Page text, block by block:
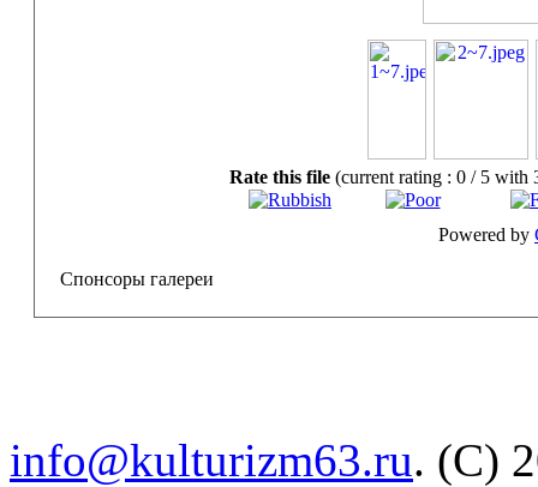
Rate this file (current rating : 0 / 5 with
Powered by
Спонсоры галереи
info@kulturizm63.ru. (C)